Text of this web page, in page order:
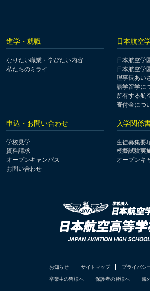
進学・就職
なりたい職業・学びたい内容
私たちのミライ
日本航空
日本航空学
日本航空学
理事長あい
語学留学に
所有する航
寄付金につ
申込・お問い合わせ
学校見学
資料請求
オープンキャンパス
お問い合わせ
入学関係
生徒募集要
模擬試験実
オープンキ
お知らせ サイトマップ プライバシ
卒業生の皆様へ 保護者の皆様へ 海